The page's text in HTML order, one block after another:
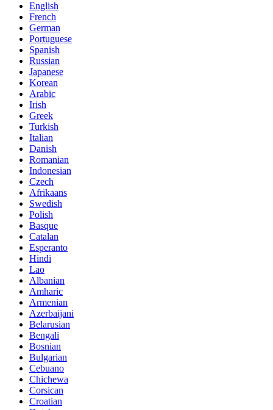
English
French
German
Portuguese
Spanish
Russian
Japanese
Korean
Arabic
Irish
Greek
Turkish
Italian
Danish
Romanian
Indonesian
Czech
Afrikaans
Swedish
Polish
Basque
Catalan
Esperanto
Hindi
Lao
Albanian
Amharic
Armenian
Azerbaijani
Belarusian
Bengali
Bosnian
Bulgarian
Cebuano
Chichewa
Corsican
Croatian